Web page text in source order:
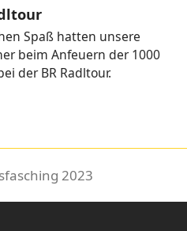
Spaß hatten unsere
beim Anfeuern der 1000
der BR Radltour.
2023